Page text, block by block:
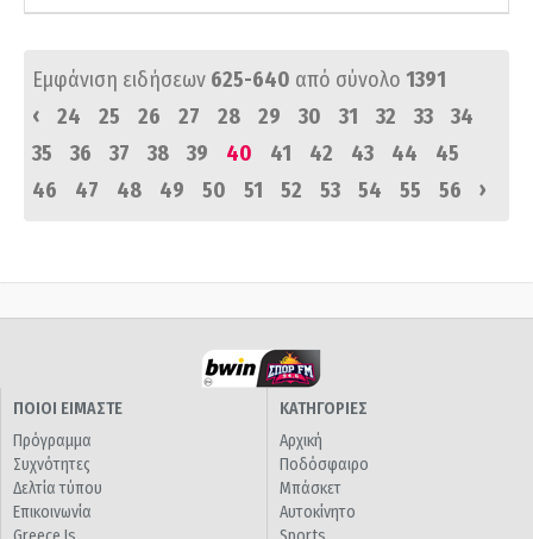
Εμφάνιση ειδήσεων 625-640 από σύνολο 1391
‹
24 25 26 27 28 29 30 31 32 33
34
35
36 37 38 39 40 41 42 43 44
45
46
47 48 49 50 51 52 53 54 55 56 ›
ΠΟΙΟΙ ΕΙΜΑΣΤΕ
Πρόγραμμα
Συχνότητες
Δελτία τύπου
Επικοινωνία
ΚΑΤΗΓΟΡΙΕΣ
Αρχική
Ποδόσφαιρο
Μπάσκετ
Αυτοκίνητο